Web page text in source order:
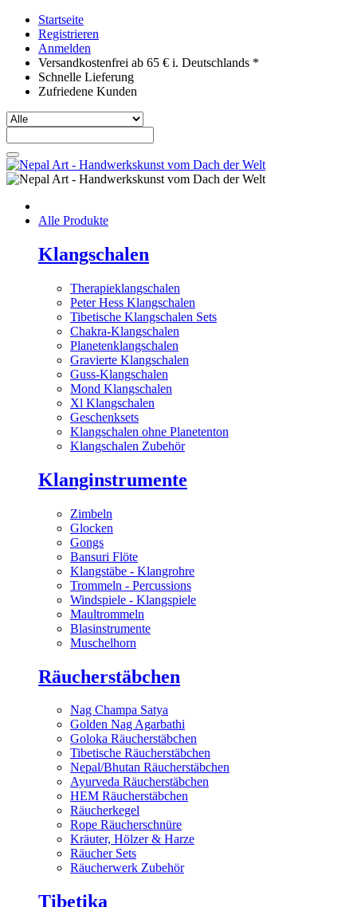
Startseite
Registrieren
Anmelden
Versandkostenfrei ab 65 € i. Deutschlands *
Schnelle Lieferung
Zufriedene Kunden
Alle Produkte
Klangschalen
Therapieklangschalen
Peter Hess Klangschalen
Tibetische Klangschalen Sets
Chakra-Klangschalen
Planetenklangschalen
Gravierte Klangschalen
Guss-Klangschalen
Mond Klangschalen
Xl Klangschalen
Geschenksets
Klangschalen ohne Planetenton
Klangschalen Zubehör
Klanginstrumente
Zimbeln
Glocken
Gongs
Bansuri Flöte
Klangstäbe - Klangrohre
Trommeln - Percussions
Windspiele - Klangspiele
Maultrommeln
Blasinstrumente
Muschelhorn
Räucherstäbchen
Nag Champa Satya
Golden Nag Agarbathi
Goloka Räucherstäbchen
Tibetische Räucherstäbchen
Nepal/Bhutan Räucherstäbchen
Ayurveda Räucherstäbchen
HEM Räucherstäbchen
Räucherkegel
Rope Räucherschnüre
Kräuter, Hölzer & Harze
Räucher Sets
Räucherwerk Zubehör
Tibetika